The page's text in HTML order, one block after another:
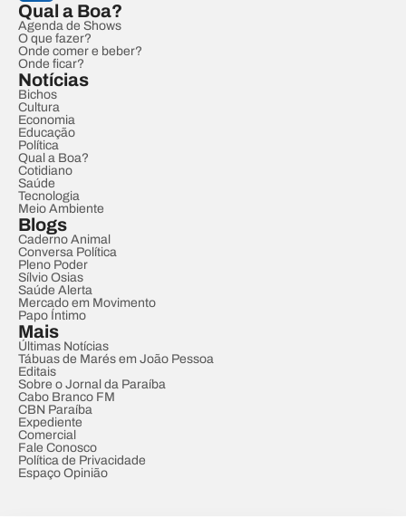
Qual a Boa?
Agenda de Shows
O que fazer?
Onde comer e beber?
Onde ficar?
Notícias
Bichos
Cultura
Economia
Educação
Política
Qual a Boa?
Cotidiano
Saúde
Tecnologia
Meio Ambiente
Blogs
Caderno Animal
Conversa Política
Pleno Poder
Sílvio Osias
Saúde Alerta
Mercado em Movimento
Papo Íntimo
Mais
Últimas Notícias
Tábuas de Marés em João Pessoa
Editais
Sobre o Jornal da Paraíba
Cabo Branco FM
CBN Paraíba
Expediente
Comercial
Fale Conosco
Política de Privacidade
Espaço Opinião